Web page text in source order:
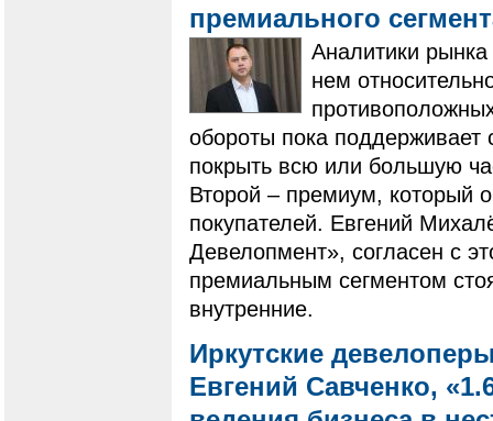
премиального
Аналитики
нем
обороты пока
покрыть всю или большую
Второй – премиум, который
покупателей. Евгений
Девелопмент», согласен с
премиальным сегментом
внутренние.
Иркутские
Евгений Савченко,